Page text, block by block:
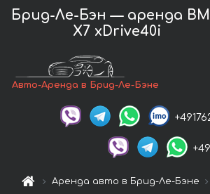
Брид-Ле-Бэн — аренда
X7 xDrive40i
Авто-Аренда в Брид-Ле-Бэне
Аренда авто в Брид-Ле-Бэне